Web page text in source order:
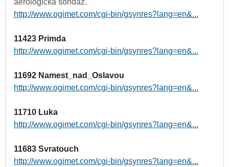
aerologicka sondaz.
http://www.ogimet.com/cgi-bin/gsynres?lang=en&...
11423 Primda
http://www.ogimet.com/cgi-bin/gsynres?lang=en&...
11692 Namest_nad_Oslavou
http://www.ogimet.com/cgi-bin/gsynres?lang=en&...
11710 Luka
http://www.ogimet.com/cgi-bin/gsynres?lang=en&...
11683 Svratouch
http://www.ogimet.com/cgi-bin/gsynres?lang=en&...